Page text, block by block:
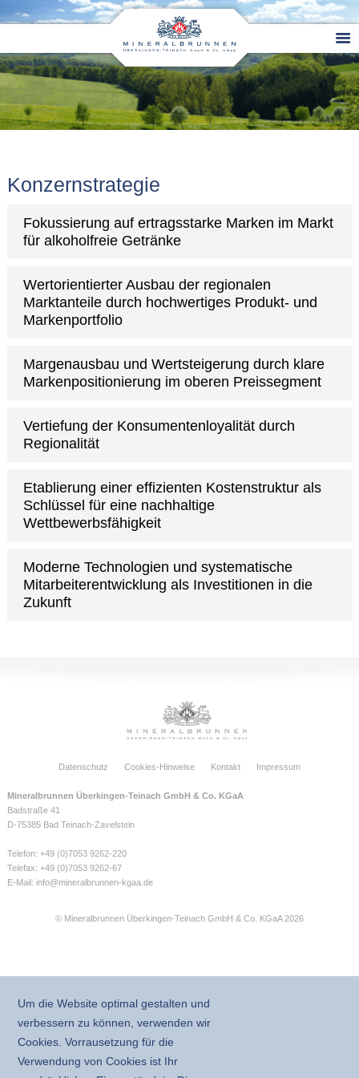
Konzernstrategie
Fokussierung auf ertragsstarke Marken im Markt
für alkoholfreie Getränke
Wertorientierter Ausbau der regionalen
Marktanteile durch hochwertiges Produkt- und
Markenportfolio
Margenausbau und Wertsteigerung durch klare
Markenpositionierung im oberen Preissegment
Vertiefung der Konsumentenloyalität durch
Regionalität
Etablierung einer effizienten Kostenstruktur als
Schlüssel für eine nachhaltige
Wettbewerbsfähigkeit
Moderne Technologien und systematische
Mitarbeiterentwicklung als Investitionen in die
Zukunft
Datenschutz Cookies-Hinweise Kontakt Impressum
Mineralbrunnen Überkingen-Teinach GmbH & Co. KGaA
Badstraße 41
D-75385 Bad Teinach-Zavelstein
Telefon: +49 (0)7053 9262-220
Telefax: +49 (0)7053 9262-67
E-Mail: info@mineralbrunnen-kgaa.de
© Mineralbrunnen Überkingen-Teinach GmbH & Co. KGaA 2026
Um die Website optimal gestalten und
verbessern zu können, verwenden wir
Cookies. Vorrausetzung für die
Verwendung von Cookies ist Ihr